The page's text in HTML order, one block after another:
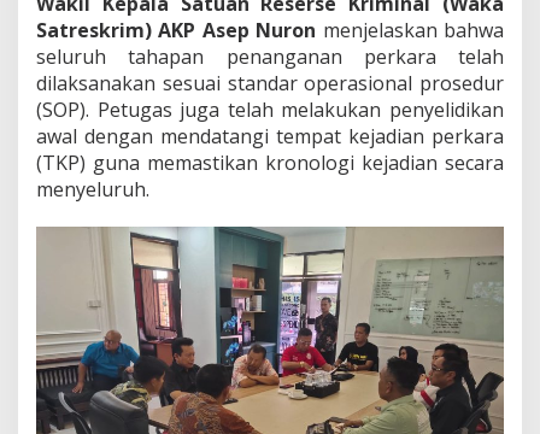
t
e
r
h
a
d
a
p
v
o
k
a
t
Satreskrim) AKP Asep Nuron menjelaskan bahwa
seluruh tahapan penanganan perkara telah
dilaksanakan sesuai standar operasional prosedur
(SOP). Petugas juga telah melakukan penyelidikan
awal dengan mendatangi tempat kejadian perkara
(TKP) guna memastikan kronologi kejadian secara
menyeluruh.